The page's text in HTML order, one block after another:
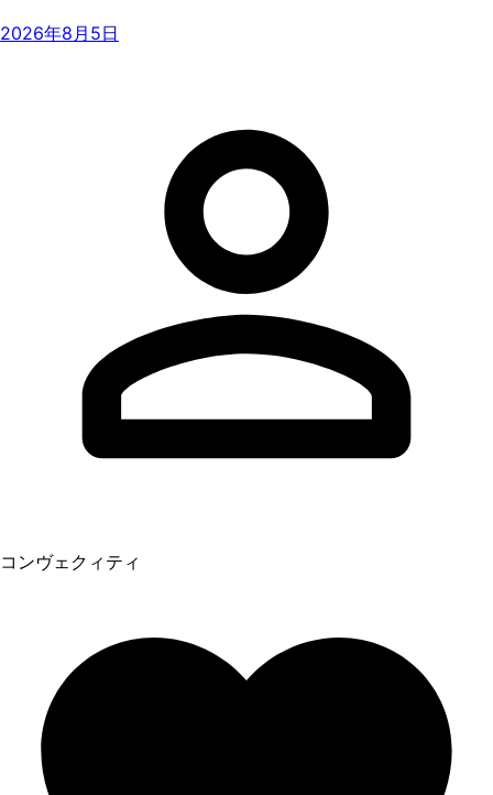
2026年8月5日
コンヴェクィティ